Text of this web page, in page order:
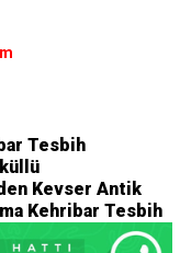
Tesbih
Kevser Antik
Kehribar Tesbih